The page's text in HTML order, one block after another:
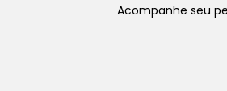
Acompanhe seu